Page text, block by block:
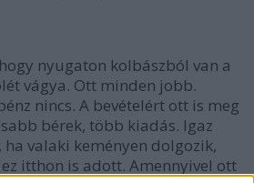
nyugaton kolbászból van a
vágya. Ott minden jobb.
nincs. A bevételért ott is meg
bérek, több kiadás. Igaz
ha valaki keményen dolgozik,
itthon is adott. Amennyivel ott